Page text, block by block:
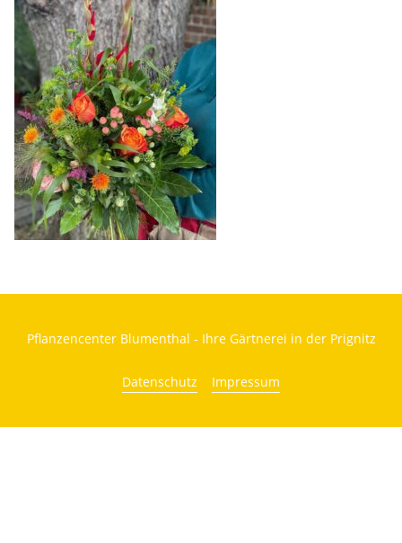
Pflanzencenter Blumenthal - Ihre Gärtnerei in der Prignitz
Datenschutz Impressum